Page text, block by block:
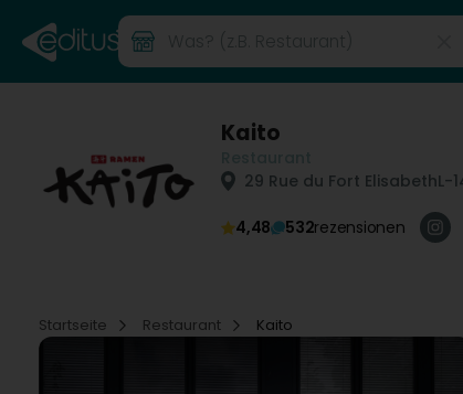
Kaito
29 Rue du Fort ElisabethL-
4,48 532rezensionen
Startseite
Restaurant Kaito